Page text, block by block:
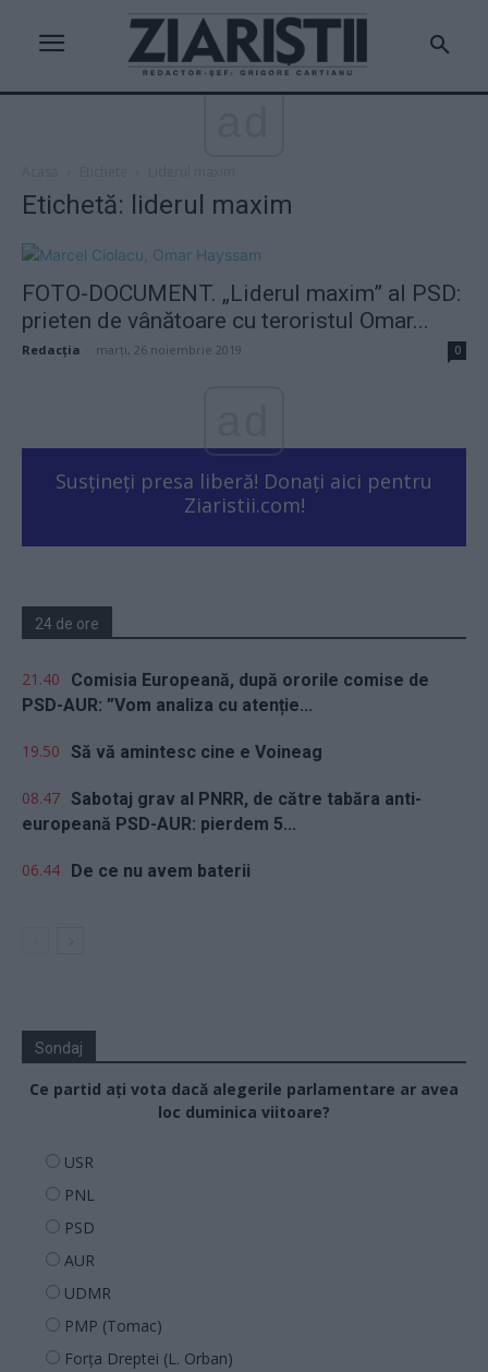
Etichetă: liderul maxim
FOTO-DOCUMENT. „Liderul maxim” al PSD:
prieten de vânătoare cu teroristul Omar...
Redacţia marți, 26 noiembrie 2019 0
Susțineți presa liberă! Donați aici pentru
Ziaristii.com!
24 de ore
21.40
Comisia Europeană, după ororile comise de
PSD-AUR: ”Vom analiza cu atenție...
19.50 Să vă amintesc cine e Voineag
08.47 Sabotaj grav al PNRR, de către tabăra anti-
europeană PSD-AUR: pierdem 5...
06.44 De ce nu avem baterii
Sondaj
Ce partid ați vota dacă alegerile parlamentare ar avea
loc duminica viitoare?
USR
PNL
PSD
AUR
UDMR
PMP (Tomac)
Forța Dreptei (L. Orban)